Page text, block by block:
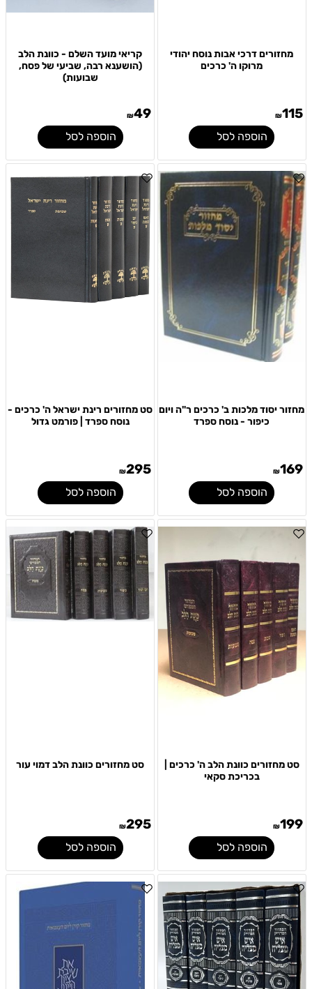
מחזורים דרכי אבות נוסח יהודי
מרוקו ה' כרכים
₪115
הוספה לסל
קריאי מועד השלם - כוונת הלב
(הושענא רבה, שביעי של פסח,
שבועות)
₪49
הוספה לסל
מחזור יסוד מלכות ב' כרכים ר"ה ויום
כיפור - נוסח ספרד
₪169
הוספה לסל
סט מחזורים רינת ישראל ה' כרכים -
נוסח ספרד | פורמט גדול
₪295
הוספה לסל
סט מחזורים כוונת הלב ה' כרכים |
בכריכת סקאי
₪199
הוספה לסל
סט מחזורים כוונת הלב דמוי עור
₪295
הוספה לסל